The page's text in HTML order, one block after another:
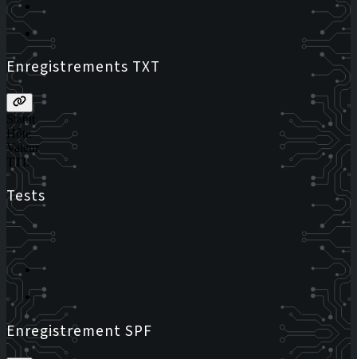
Enregistrements TXT
Statut
Hôte
Valeur
TTL
Tests
Enregistrement SPF